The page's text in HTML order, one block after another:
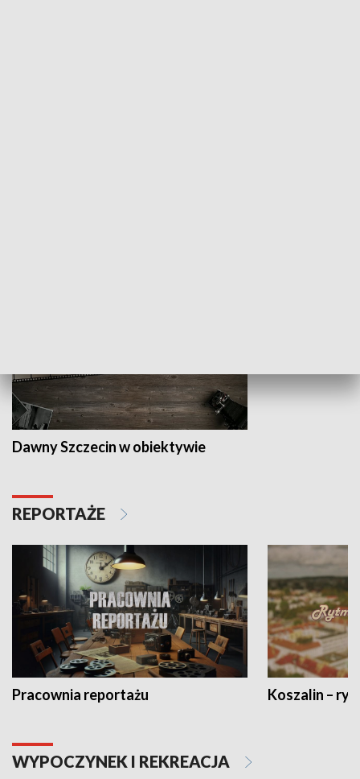
Dawny Szczecin w obiektywie
REPORTAŻE
Pracownia reportażu Koszalin –
WYPOCZYNEK I REKREACJA